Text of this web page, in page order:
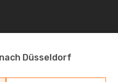
Düsseldorf